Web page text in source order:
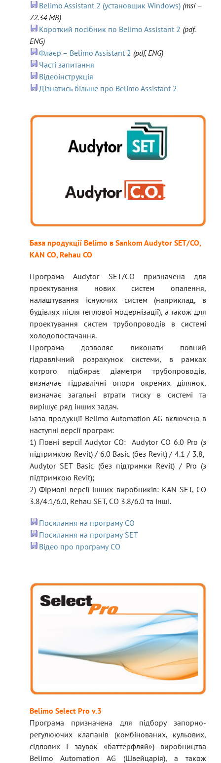
Belimo Assistant 2 (установщик Windows) (msi –
72.34 MB)
Короткий посібник по Belimo Assistant 2 (pdf.
ENG)
Флаєр – Belimo Assistant 2 (pdf, ENG)
Часті запитання
Відеоінструкція
Дізнатись більше про Belimo Assistant 2
База продукції Belimo в Sankom Audytor SET/CO,
KAN CO, Rehau CO
Програма Audytor SET/CO призначена для
проектування нових систем опалення,
налаштування існуючих систем (наприклад, в
будівлях після теплової модернізації), а також для
проектування систем трубопроводів в системі
холодопостачання.
Програма дозволяє виконати повний
гідравлічний розрахунок системи, в рамках
котрого підбирає діаметри трубопроводів,
визначає гідравлічні опори окремих ділянок,
визначає загальні втрати тиску в системі та
вирішує ряд інших задач.
База продукції Belimo Automation AG включена в
наступні версії програм:
1) Повні версії Audytor CO: Audytor CO 6.0 Pro (з
підтримкою Revit) / 6.0 Basic (без Revit) / 4.1 / 3.8,
Audytor SET Basic (без підтримки Revit) / Pro (з
підтримкою Revit);
2) Фірмові версії інших виробників: KAN SET, СО
3.8/4.1/6.0, Rehau SET, СО 3.8/6.0 та інші.
Посилання на програму CO
Посилання на програму SET
Відео про програму CO
Belimo Select Pro v.3
Програма призначена для підбору запорно-
регулюючих клапанів (комбінованих, кульових,
сідлових і заувок «баттерфляй») виробництва
Belimo Automation AG (Швейцарія), а також